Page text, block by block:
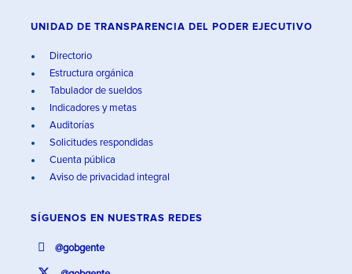
UNIDAD DE TRANSPARENCIA DEL PODER EJECUTIVO
Directorio
Estructura orgánica
Tabulador de sueldos
Indicadores y metas
Auditorías
Solicitudes respondidas
Cuenta pública
Aviso de privacidad integral
SÍGUENOS EN NUESTRAS REDES
@gobgente